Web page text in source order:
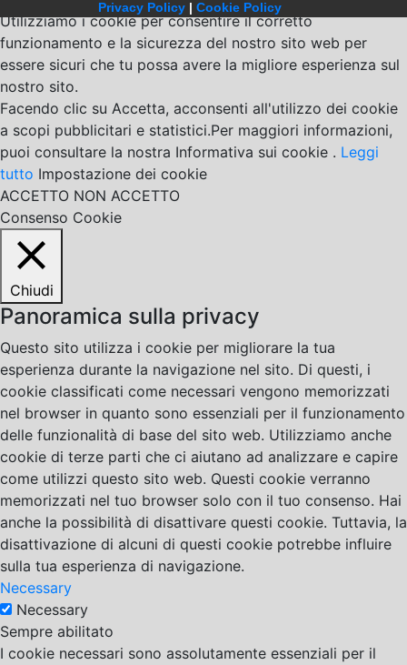
Privacy Policy | Cookie Policy
Utilizziamo i cookie per consentire il corretto
funzionamento e la sicurezza del nostro sito web per
essere sicuri che tu possa avere la migliore esperienza sul
nostro sito.
Facendo clic su Accetta, acconsenti all'utilizzo dei cookie
a scopi pubblicitari e statistici.Per maggiori informazioni,
puoi consultare la nostra Informativa sui cookie . Leggi
tutto Impostazione dei cookie
ACCETTO NON ACCETTO
Consenso Cookie
Chiudi
Panoramica sulla privacy
Questo sito utilizza i cookie per migliorare la tua
esperienza durante la navigazione nel sito. Di questi, i
cookie classificati come necessari vengono memorizzati
nel browser in quanto sono essenziali per il funzionamento
delle funzionalità di base del sito web. Utilizziamo anche
cookie di terze parti che ci aiutano ad analizzare e capire
come utilizzi questo sito web. Questi cookie verranno
memorizzati nel tuo browser solo con il tuo consenso. Hai
anche la possibilità di disattivare questi cookie. Tuttavia, la
disattivazione di alcuni di questi cookie potrebbe influire
sulla tua esperienza di navigazione.
Necessary
Necessary
Sempre abilitato
I cookie necessari sono assolutamente essenziali per il